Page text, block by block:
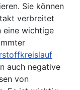
Sie können
verbreitet
eine wichtige
auch negative
von